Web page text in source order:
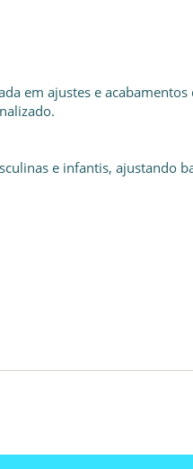
em ajustes e
e infantis, ajustando